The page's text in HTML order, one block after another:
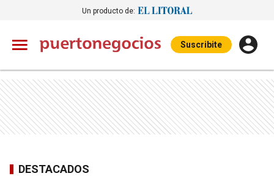
Un producto de:
Suscribite
DESTACADOS